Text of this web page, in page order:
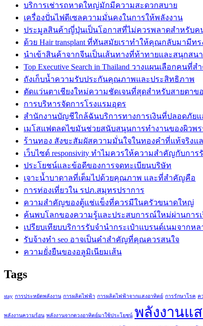
บริการเช่ารถหาดใหญ่มักมีความสะดวกสบาย
เครื่องปั่นไฟดีเซลความมั่นคงในการให้พลังงาน
ประมูลสินค้าญี่ปุ่นเป็นโอกาสที่ไม่ควรพลาดสำหรับค
ด้วย Hair transplant ที่ทันสมัยเราทำให้คุณกลับมามีท
นำเข้าสินค้าจากจีนเป็นเส้นทางที่ท้าทายและสนุกสน
Top Executive Search in Thailand วางแผนเลือกคนที่
ถังเก็บน้ำความรับประกันคุณภาพและประสิทธิภาพ
ตัดแว่นตาเชียงใหม่ความชัดเจนที่สุดสำหรับสายตา
การบริหารจัดการโรงแรมอุดร
สำนักงานบัญชีใกล้ฉันบริการทางการเงินที่ปลอดภัย
เมโสแฟตลดไขมันช่วยสนับสนุนการทำงานของผิวพ
ร้านทอง สังขะสัมผัสความมั่นใจในทองคำที่แท้จริง
เว็บไซต์ responsivity ทำไมควรให้ความสำคัญกับกา
ประโยชน์และข้อดีของการจดทะเบียนบริษัท
เจาะน้ำบาดาลที่เต็มไปด้วยคุณภาพ และที่สำคัญคือ
การท่องเที่ยวใน รปภ.สมุทรปราการ
ความสำคัญของตู้แช่แข็งที่ควรมีในครัวขนาดใหญ่
ค้นพบโลกของความรู้และประสบการณ์ใหม่ผ่านการ
เปรียบเทียบบริการรับจำนำกระเป๋าแบรนด์เนมจากห
รับจ้างทำ seo อาจเป็นคำสำคัญที่คุณควรสนใจ
ความยั่งยืนของอลูมิเนียมเส้น
Tags
stay การประหยัดพลังงาน การผลิตไฟฟ้า การผลิตไฟฟ้าจากแสงอาทิตย์ การรักษาโรค ค
พลังงานความร้อน พลังงานจากดวงอาทิตย์มาใช้ประโยชน์ พลังงานแ